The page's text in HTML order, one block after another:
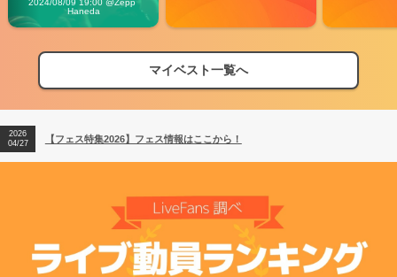
2024/08/09 19:00 @Zepp
Haneda
マイベスト一覧へ
【フェス特集2026】フェス情報はここから！
【ライブ動員ランキング】2026年上半期編発表！
2026
04/27
【フェス特集2026】フェス情報はここから！
2026